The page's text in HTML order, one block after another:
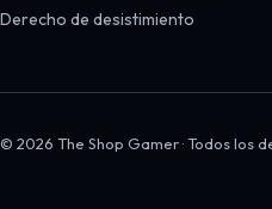
Derecho de desistimiento
© 2026 The Shop Gamer · Todos los